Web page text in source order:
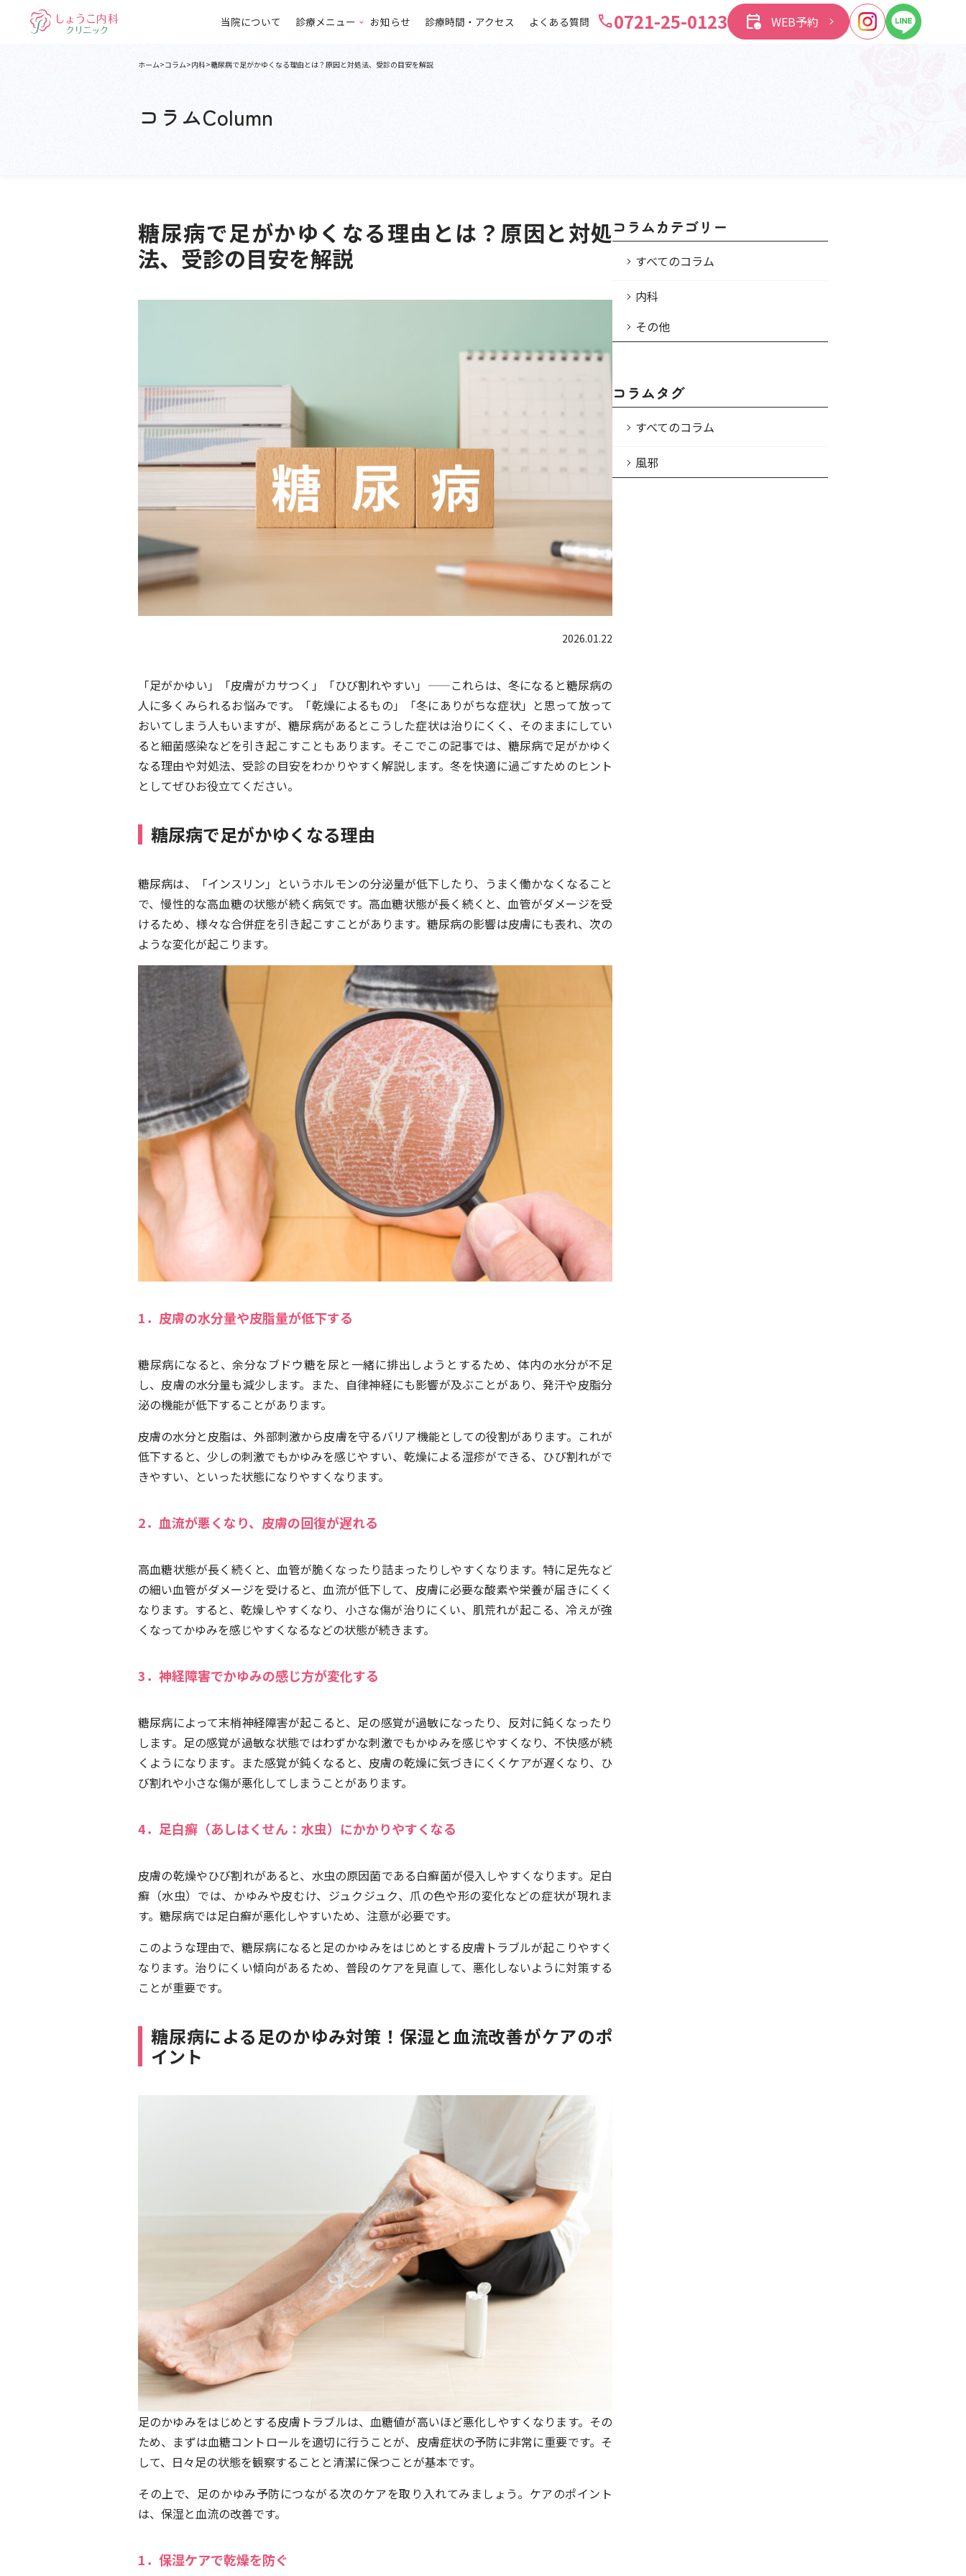
当院について 診療メニュー お知らせ 診療時間・アクセス よくある質問 call0721-25-0123 calendar_clock WEB予約
ホーム コラム 内科 糖尿病で足がかゆくなる理由とは？原因と対処法、受診の目安を解説
コラムColumn
糖尿病で足がかゆくなる理由とは？原因と対処
法、受診の目安を解説
2026.01.22
「足がかゆい」「皮膚がカサつく」「ひび割れやすい」——これらは、冬になると糖尿病の
人に多くみられるお悩みです。「乾燥によるもの」「冬にありがちな症状」と思って放って
おいてしまう人もいますが、糖尿病があるとこうした症状は治りにくく、そのままにしてい
ると細菌感染などを引き起こすこともあります。そこでこの記事では、糖尿病で足がかゆく
なる理由や対処法、受診の目安をわかりやすく解説します。冬を快適に過ごすためのヒント
としてぜひお役立てください。
糖尿病で足がかゆくなる理由
糖尿病は、「インスリン」というホルモンの分泌量が低下したり、うまく働かなくなること
で、慢性的な高血糖の状態が続く病気です。高血糖状態が長く続くと、血管がダメージを受
けるため、様々な合併症を引き起こすことがあります。糖尿病の影響は皮膚にも表れ、次の
ような変化が起こります。
1．皮膚の水分量や皮脂量が低下する
糖尿病になると、余分なブドウ糖を尿と一緒に排出しようとするため、体内の水分が不足
し、皮膚の水分量も減少します。また、自律神経にも影響が及ぶことがあり、発汗や皮脂分
泌の機能が低下することがあります。
皮膚の水分と皮脂は、外部刺激から皮膚を守るバリア機能としての役割があります。これが
低下すると、少しの刺激でもかゆみを感じやすい、乾燥による湿疹ができる、ひび割れがで
きやすい、といった状態になりやすくなります。
2．血流が悪くなり、皮膚の回復が遅れる
高血糖状態が長く続くと、血管が脆くなったり詰まったりしやすくなります。特に足先など
の細い血管がダメージを受けると、血流が低下して、皮膚に必要な酸素や栄養が届きにくく
なります。すると、乾燥しやすくなり、小さな傷が治りにくい、肌荒れが起こる、冷えが強
くなってかゆみを感じやすくなるなどの状態が続きます。
3．神経障害でかゆみの感じ方が変化する
糖尿病によって末梢神経障害が起こると、足の感覚が過敏になったり、反対に鈍くなったり
します。足の感覚が過敏な状態ではわずかな刺激でもかゆみを感じやすくなり、不快感が続
くようになります。また感覚が鈍くなると、皮膚の乾燥に気づきにくくケアが遅くなり、ひ
び割れや小さな傷が悪化してしまうことがあります。
4．足白癬（あしはくせん：水虫）にかかりやすくなる
皮膚の乾燥やひび割れがあると、水虫の原因菌である白癬菌が侵入しやすくなります。足白
癬（水虫）では、かゆみや皮むけ、ジュクジュク、爪の色や形の変化などの症状が現れま
す。糖尿病では足白癬が悪化しやすいため、注意が必要です。
このような理由で、糖尿病になると足のかゆみをはじめとする皮膚トラブルが起こりやすく
なります。治りにくい傾向があるため、普段のケアを見直して、悪化しないように対策する
ことが重要です。
糖尿病による足のかゆみ対策！保湿と血流改善がケアのポ
イント
足のかゆみをはじめとする皮膚トラブルは、血糖値が高いほど悪化しやすくなります。その
ため、まずは血糖コントロールを適切に行うことが、皮膚症状の予防に非常に重要です。そ
して、日々足の状態を観察することと清潔に保つことが基本です。
その上で、足のかゆみ予防につながる次のケアを取り入れてみましょう。ケアのポイント
は、保湿と血流の改善です。
1．保湿ケアで乾燥を防ぐ
コラムカテゴリー
すべてのコラム
内科
その他
コラムタグ
すべてのコラム
風邪